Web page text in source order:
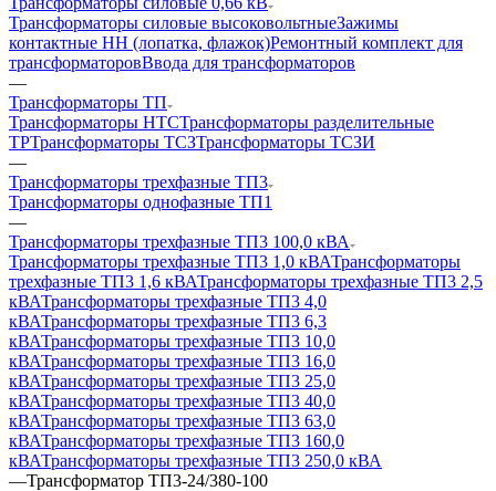
Трансформаторы силовые высоковольтныеЗажимы
контактные НН (лопатка, флажок)Ремонтный комплект для
трансформаторовВвода для трансформаторов
—
Трансформаторы ТП
Трансформаторы НТСТрансформаторы разделительные
ТРТрансформаторы ТСЗТрансформаторы ТСЗИ
—
Трансформаторы трехфазные ТП3
Трансформаторы однофазные ТП1
—
Трансформаторы трехфазные ТП3 100,0 кВА
Трансформаторы трехфазные ТП3 1,0 кВАТрансформаторы
трехфазные ТП3 1,6 кВАТрансформаторы трехфазные ТП3 2,5
кВАТрансформаторы трехфазные ТП3 4,0
кВАТрансформаторы трехфазные ТП3 6,3
кВАТрансформаторы трехфазные ТП3 10,0
кВАТрансформаторы трехфазные ТП3 16,0
кВАТрансформаторы трехфазные ТП3 25,0
кВАТрансформаторы трехфазные ТП3 40,0
кВАТрансформаторы трехфазные ТП3 63,0
кВАТрансформаторы трехфазные ТП3 160,0
кВАТрансформаторы трехфазные ТП3 250,0 кВА
—Трансформатор ТП3-24/380-100